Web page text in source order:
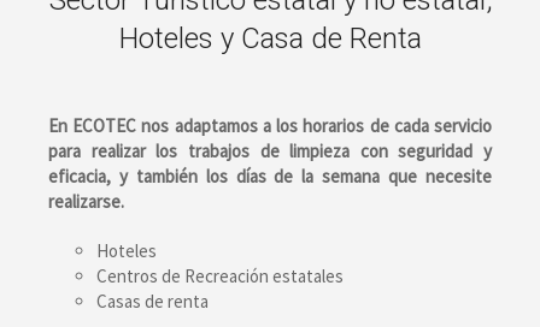
Hoteles y Casa de Renta
En ECOTEC nos adaptamos a los horarios de cada servicio
para realizar los trabajos de limpieza con seguridad y
eficacia, y también los días de la semana que necesite
realizarse.
Hoteles
Centros de Recreación estatales
Casas de renta